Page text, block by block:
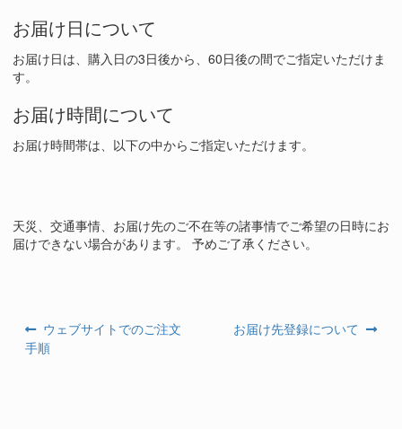
お届け日について
お届け日は、購入日の3日後から、60日後の間でご指定いただけま
す。
お届け時間について
お届け時間帯は、以下の中からご指定いただけます。
天災、交通事情、お届け先のご不在等の諸事情でご希望の日時にお
届けできない場合があります。 予めご了承ください。
投
過
去
ウェブサイトでのご注文
手順
次
お届け先登録について